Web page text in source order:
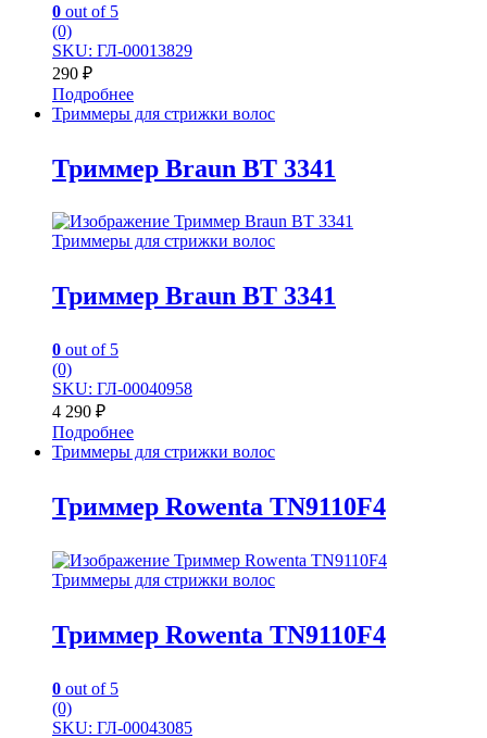
0 out of 5
(0)
SKU: ГЛ-00013829
290 ₽
Подробнее
Триммеры для стрижки волос
Триммер Braun BT 3341
Триммеры для стрижки волос
Триммер Braun BT 3341
0 out of 5
(0)
SKU: ГЛ-00040958
4 290 ₽
Подробнее
Триммеры для стрижки волос
Триммер Rowenta TN9110F4
Триммеры для стрижки волос
Триммер Rowenta TN9110F4
0 out of 5
(0)
SKU: ГЛ-00043085